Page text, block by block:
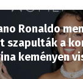
Ronaldo
szapulták a
keményen